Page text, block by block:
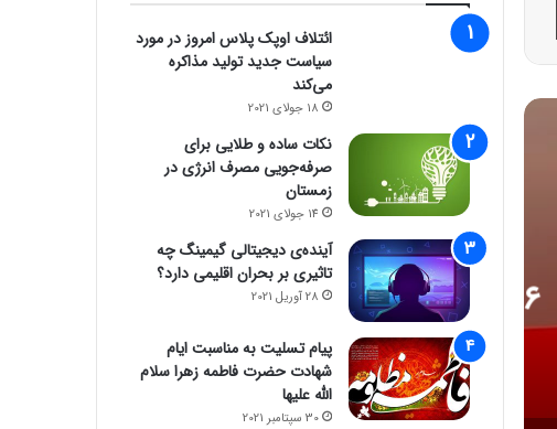
راز فروکش‌کردن موج DeepSeek در بازار هوش مصنوعی
ائتلاف اوپک پلاس امروز در مورد
سیاست جدید تولید مذاکره
می‌کند
18 جولای 2021
نکات ساده و طلایی برای
صرفه‌جویی مصرف انرژی در
زمستان
14 جولای 2021
آینده‌ی دیجیتالی گیمینگ چه
تاثیری بر بحران اقلیمی دارد؟
28 آوریل 2021
پیام تسلیت به مناسبت ایام
شهادت حضرت فاطمه زهرا سلام
الله علیها
30 سپتامبر 2021